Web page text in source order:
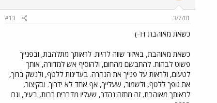
3/7/01
#13
כשאת מאוהבת H-)
כשאת מאוהבת, באיזור שווה להיות. לראותך מתלהבת, ובפנייך
פשוט לבהות. להתבשם מהחום, ולהוסיף אש למדורה, אותך
לטעום, ולראות על פנייך את הנהרה. בעדינות ללטף, ולנשק ברוך,
את גופך ללטף, ולשמור, שעלייך, אף אחד לא ידרוך. ובקיצור,
לראותך מאוהבת, זה מחזה נהדר, שעליו מדברים רבות, בעיר, וגם